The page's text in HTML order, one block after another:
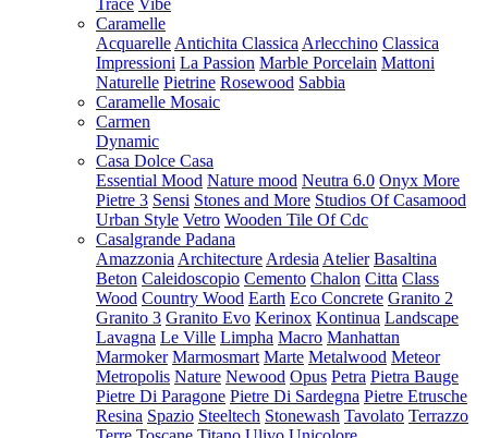
Trace Vibe
Caramelle
Acquarelle Antichita Classica Arlecchino Classica
Impressioni La Passion Marble Porcelain Mattoni
Naturelle Pietrine Rosewood Sabbia
Caramelle Mosaic
Carmen
Dynamic
Casa Dolce Casa
Essential Mood Nature mood Neutra 6.0 Onyx More
Pietre 3 Sensi Stones and More Studios Of Casamood
Urban Style Vetro Wooden Tile Of Cdc
Casalgrande Padana
Amazzonia Architecture Ardesia Atelier Basaltina
Beton Caleidoscopio Cemento Chalon Citta Class
Wood Country Wood Earth Eco Concrete Granito 2
Granito 3 Granito Evo Kerinox Kontinua Landscape
Lavagna Le Ville Limpha Macro Manhattan
Marmoker Marmosmart Marte Metalwood Meteor
Metropolis Nature Newood Opus Petra Pietra Bauge
Pietre Di Paragone Pietre Di Sardegna Pietre Etrusche
Resina Spazio Steeltech Stonewash Tavolato Terrazzo